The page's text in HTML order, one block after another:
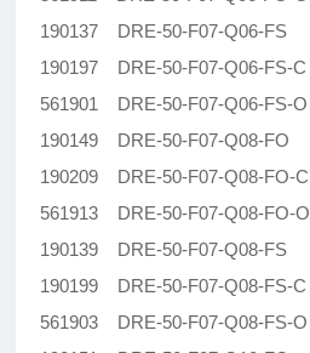
190137 DRE-50-F07-Q06-FS
190197 DRE-50-F07-Q06-FS-C
561901 DRE-50-F07-Q06-FS-O
190149 DRE-50-F07-Q08-FO
190209 DRE-50-F07-Q08-FO-C
561913 DRE-50-F07-Q08-FO-O
190139 DRE-50-F07-Q08-FS
190199 DRE-50-F07-Q08-FS-C
561903 DRE-50-F07-Q08-FS-O